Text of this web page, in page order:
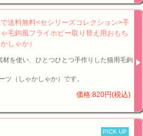
送料無料<セシリーズコレクション>手
毛鉤風フライホビー取り替え用おもち
しゃか）
材を使い、ひとつひとつ手作りした猫用毛鉤
ツ（しゃかしゃか）です。
価格:820円(税込)
PICK UP